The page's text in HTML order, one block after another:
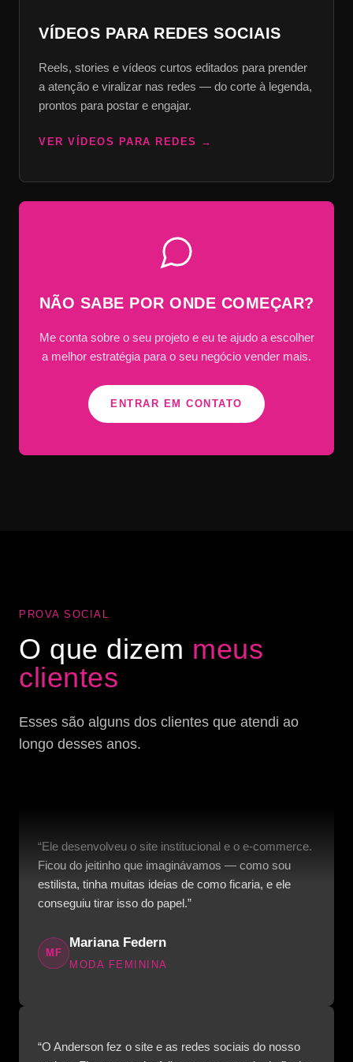
VÍDEOS PARA REDES SOCIAIS
Reels, stories e vídeos curtos editados para prender
a atenção e viralizar nas redes — do corte à legenda,
prontos para postar e engajar.
VER VÍDEOS PARA REDES
NÃO SABE POR ONDE COMEÇAR?
Me conta sobre o seu projeto e eu te ajudo a escolher
a melhor estratégia para o seu negócio vender mais.
ENTRAR EM CONTATO
PROVA SOCIAL
O que dizem meus
clientes
Esses são alguns dos clientes que atendi ao
longo desses anos.
“Ele desenvolveu o site institucional e o e-commerce.
Ficou do jeitinho que imaginávamos — como sou
estilista, tinha muitas ideias de como ficaria, e ele
conseguiu tirar isso do papel.”
MF
Mariana Federn
MODA FEMININA
“O Anderson fez o site e as redes sociais do nosso